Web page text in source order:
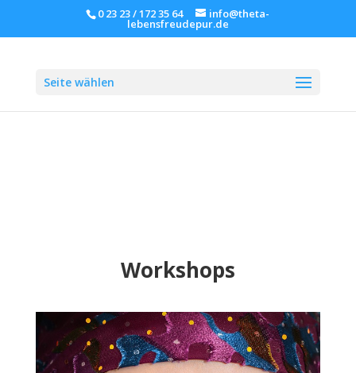
0 23 23 / 172 35 64 info@theta-
lebensfreudepur.de
Seite wählen
Workshops